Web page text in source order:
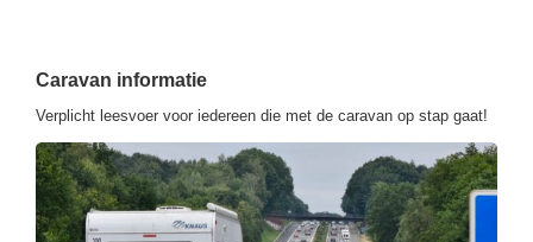
Caravan informatie
Verplicht leesvoer voor iedereen die met de caravan op stap gaat!